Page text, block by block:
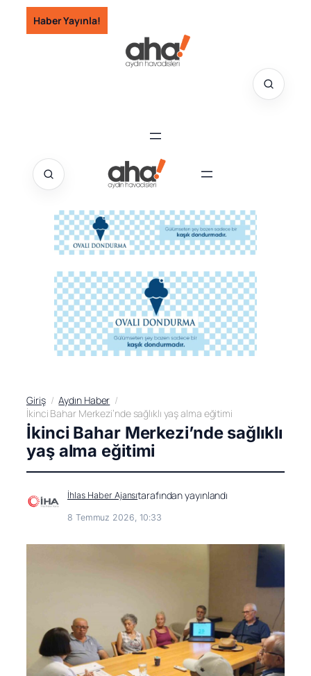
İçeriğe
geç
Haber Yayınla!
Giriş
Aydın Haber
İkinci Bahar Merkezi’nde sağlıklı yaş alma eğitimi
İkinci Bahar Merkezi’nde sağlıklı
yaş alma eğitimi
İhlas Haber Ajansıtarafından yayınlandı
8 Temmuz 2026, 10:33